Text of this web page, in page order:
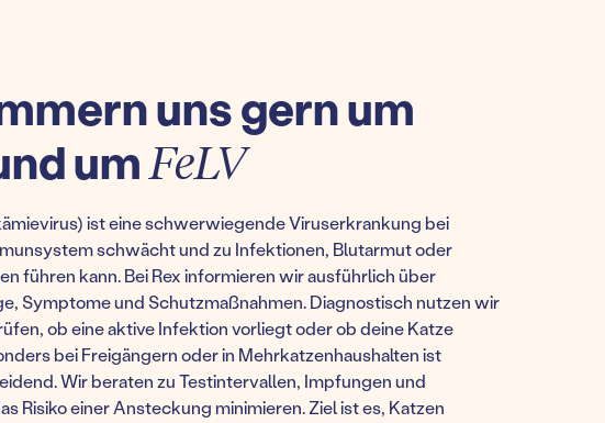
uns gern um
um FeLV
ist eine schwerwiegende Viruserkrankung bei
schwächt und zu Infektionen, Blutarmut oder
führen kann. Bei Rex informieren wir ausführlich über
Symptome und Schutzmaßnahmen. Diagnostisch nutzen wir
ob eine aktive Infektion vorliegt oder ob deine Katze
bei Freigängern oder in Mehrkatzenhaushalten ist
Wir beraten zu Testintervallen, Impfungen und
Risiko einer Ansteckung minimieren. Ziel ist es, Katzen